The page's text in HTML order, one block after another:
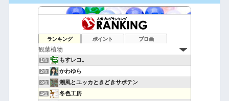
ランキング ポイント ブロ画
1位 もすレコ。
2位 かわゆら
3位 潮風とユッカときどきサボテン
4位 冬色工房